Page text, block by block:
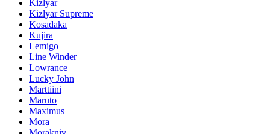
Kizlyar
Kizlyar Supreme
Kosadaka
Kujira
Lemigo
Line Winder
Lowrance
Lucky John
Marttiini
Maruto
Maximus
Mora